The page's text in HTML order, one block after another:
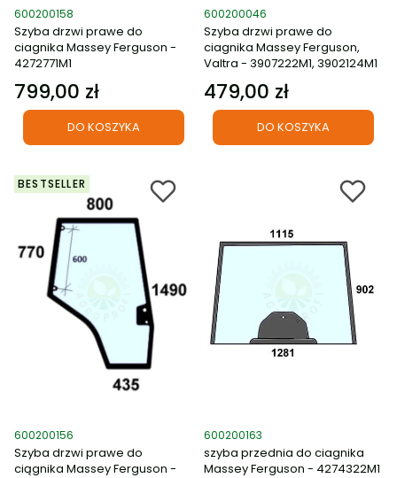
Kod produktu
600200158
Szyba drzwi prawe do
ciagnika Massey Ferguson -
4272771M1
Cena
799,00 zł
DO KOSZYKA
Kod produktu
600200046
Szyba drzwi prawe do
ciagnika Massey Ferguson,
Valtra - 3907222M1, 3902124M1
Cena
479,00 zł
DO KOSZYKA
BESTSELLER
Kod produktu
600200156
Szyba drzwi prawe do
ciągnika Massey Ferguson -
Kod produktu
600200163
szyba przednia do ciagnika
Massey Ferguson - 4274322M1